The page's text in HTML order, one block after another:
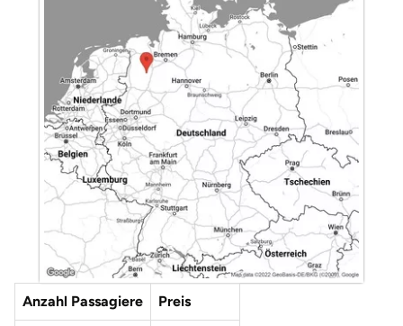
Anzahl Passagiere Preis